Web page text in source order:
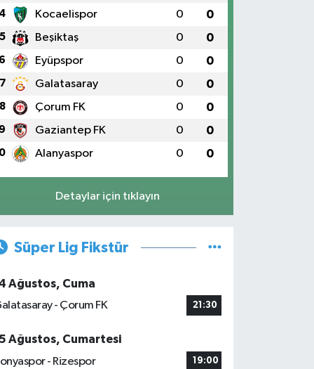
4 Kocaelispor 0 0
5 Beşiktaş 0 0
6 Eyüpspor 0 0
7 Galatasaray 0 0
8 Çorum FK 0 0
9 Gaziantep FK 0 0
Alanyaspor 0 0
Detaylar için tıklayın
Süper Lig Fikstür
Ağustos, Cuma
- Çorum FK
21:30
Ağustos, Cumartesi
- Rizespor
19:00